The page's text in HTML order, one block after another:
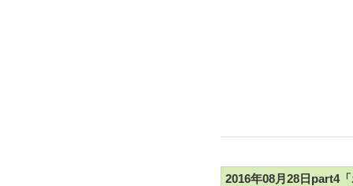
2016年08月28日part4